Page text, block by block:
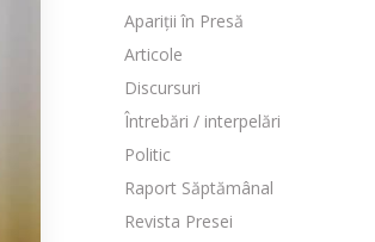
Apariții în Presă
Articole
Discursuri
Întrebări / interpelări
Politic
Raport Săptămânal
Revista Presei